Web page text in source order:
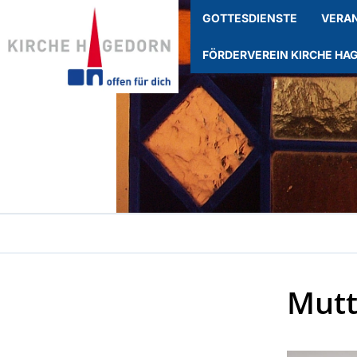
GOTTESDIENSTE
FÖRDERVEREIN KIRCHE